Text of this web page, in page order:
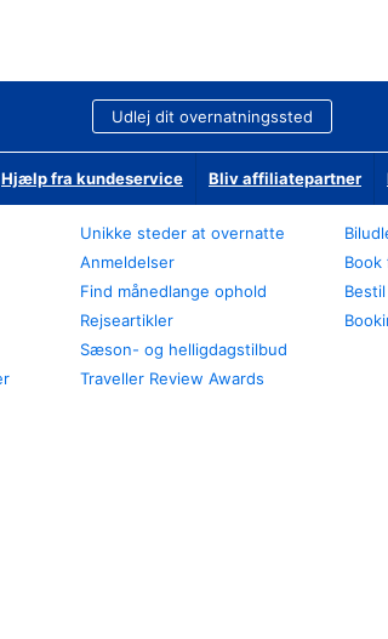
Udlej dit overnatningssted
Hjælp fra kundeservice Bliv affiliatepartner
Unikke steder at overnatte
Anmeldelser
Find månedlange ophold
Rejseartikler
Sæson- og helligdagstilbud
Traveller Review Awards
Book